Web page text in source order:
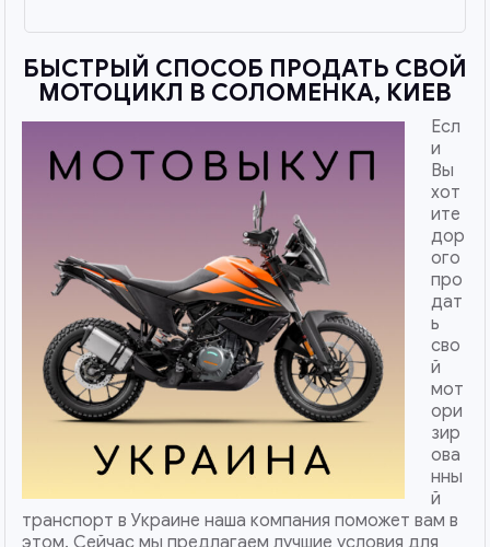
БЫСТРЫЙ СПОСОБ ПРОДАТЬ СВОЙ
МОТОЦИКЛ В СОЛОМЕНКА, КИЕВ
Есл
и
Вы
хот
ите
дор
ого
про
дат
ь
сво
й
мот
ори
зир
ова
нны
й
транспорт в Украине наша компания поможет вам в
этом. Сейчас мы предлагаем лучшие условия для